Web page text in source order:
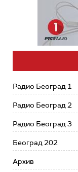
Радио Београд 1
Радио Београд 2
Радио Београд 3
Београд 202
Архив